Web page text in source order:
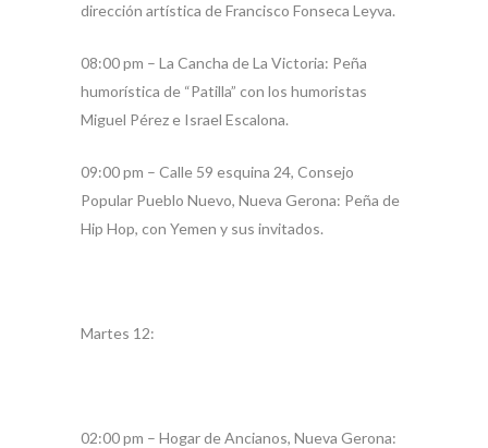
dirección artística de Francisco Fonseca Leyva.
08:00 pm – La Cancha de La Victoria: Peña
humorística de “Patilla” con los humoristas
Miguel Pérez e Israel Escalona.
09:00 pm – Calle 59 esquina 24, Consejo
Popular Pueblo Nuevo, Nueva Gerona: Peña de
Hip Hop, con Yemen y sus invitados.
Martes 12:
02:00 pm – Hogar de Ancianos, Nueva Gerona: